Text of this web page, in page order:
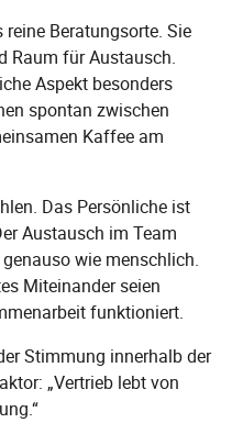
Beratungsorte. Sie
Raum für Austausch.
Aspekt besonders
spontan zwischen
Kaffee am
Das Persönliche ist
Austausch im Team
wie menschlich.
Miteinander seien
funktioniert.
Stimmung innerhalb der
„Vertrieb lebt von